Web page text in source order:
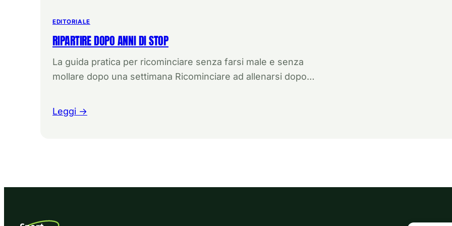
EDITORIALE
RIPARTIRE DOPO ANNI DI STOP
La guida pratica per ricominciare senza farsi male e senza
mollare dopo una settimana Ricominciare ad allenarsi dopo…
Leggi →